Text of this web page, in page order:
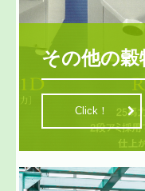
その他の穀
Click！